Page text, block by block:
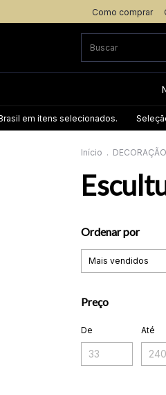
Como comprar
selecionados. Seleção exclusiva
Início . DECORAÇÃO
Ordenar por
Preço
De Até